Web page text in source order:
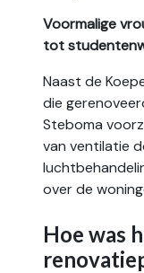
Voormalige
tot
Naast de
die
Steboma
van ventilatie
over de
Hoe was